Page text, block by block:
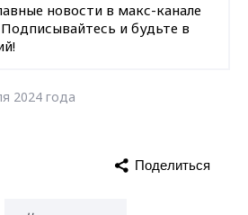
новости в макс-канале
и будьте в
2024 года
Поделиться